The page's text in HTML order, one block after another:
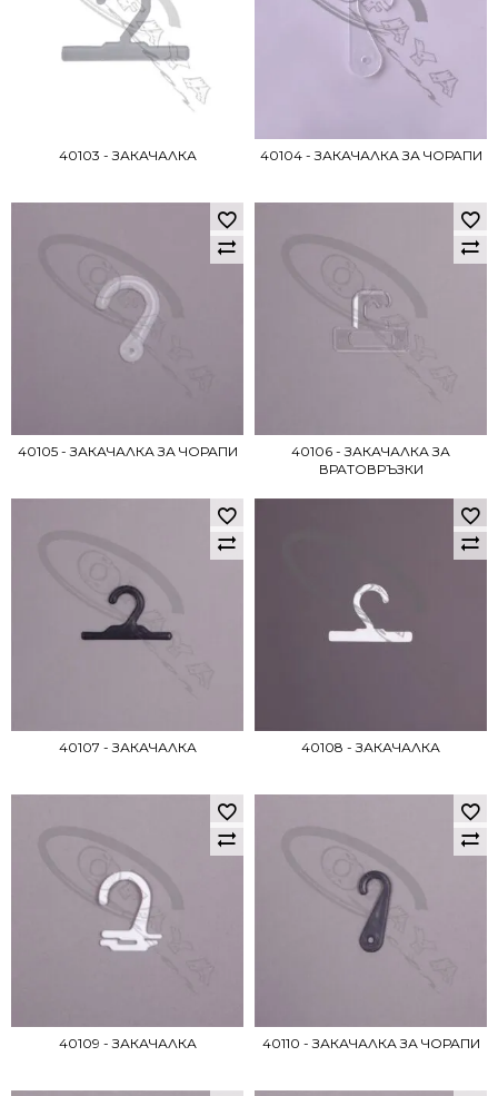
40103 - ЗАКАЧАЛКА 40104 - ЗАКАЧАЛКА ЗА ЧОРАПИ
40105 - ЗАКАЧАЛКА ЗА ЧОРАПИ
40106 - ЗАКАЧАЛКА ЗА
ВРАТОВРЪЗКИ
40107 - ЗАКАЧАЛКА 40108 - ЗАКАЧАЛКА
40109 - ЗАКАЧАЛКА 40110 - ЗАКАЧАЛКА ЗА ЧОРАПИ